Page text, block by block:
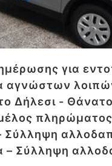
για
αγνώστων
Δήλεσι -
πληρώματος
Σύλληψη
– Σύλληψη